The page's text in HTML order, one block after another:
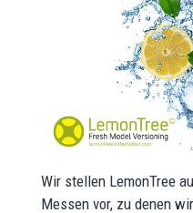
Wir stellen LemonTree
Messen vor, zu denen